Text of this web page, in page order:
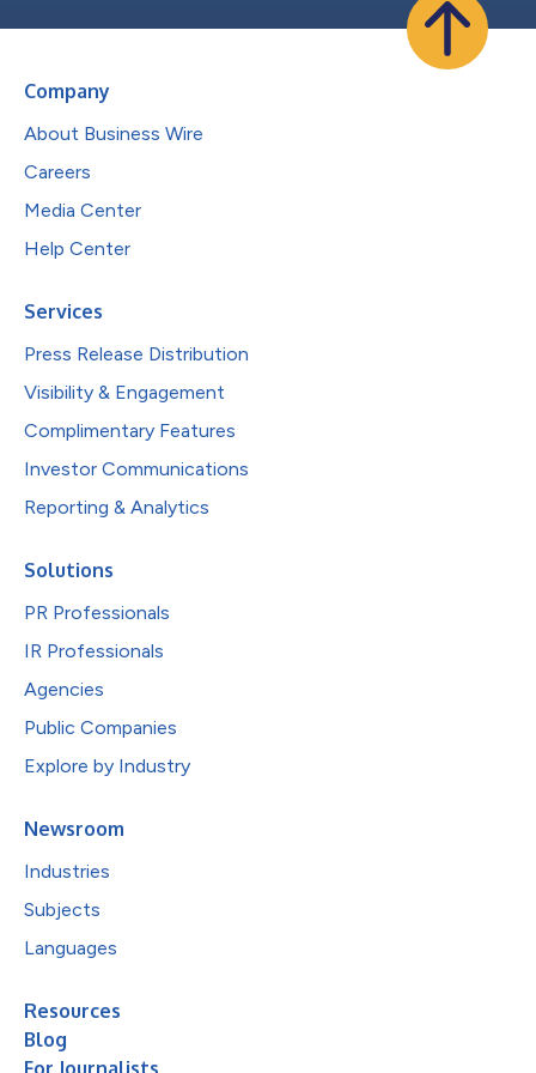
Company
About Business Wire
Careers
Media Center
Help Center
Services
Press Release Distribution
Visibility & Engagement
Complimentary Features
Investor Communications
Reporting & Analytics
Solutions
PR Professionals
IR Professionals
Agencies
Public Companies
Explore by Industry
Newsroom
Industries
Subjects
Languages
Resources
Blog
For Journalists